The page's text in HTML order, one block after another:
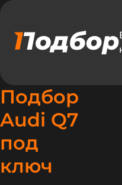
Подбор
Audi Q7
под
ключ